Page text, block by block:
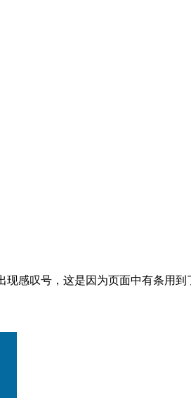
感叹号，这是因为页面中有条用